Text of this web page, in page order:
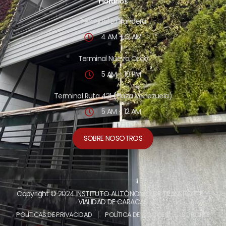
Terminal La Bandera
4 AM - 12 AM
Terminal Nuevo Circo
5 AM - 10 PM
Terminal Ruta 421 (Plaza Venezuela)
5 AM - 12 AM
SOBRE NOSOTROS
Copyright © 2024 INSTITUTO AUTÓNOMO DE TRANSPORTE Y
VIALIDAD DE CARACAS
POLÍTICAS DE PRIVACIDAD POLÍTICA DE COOKIES SOPORTE